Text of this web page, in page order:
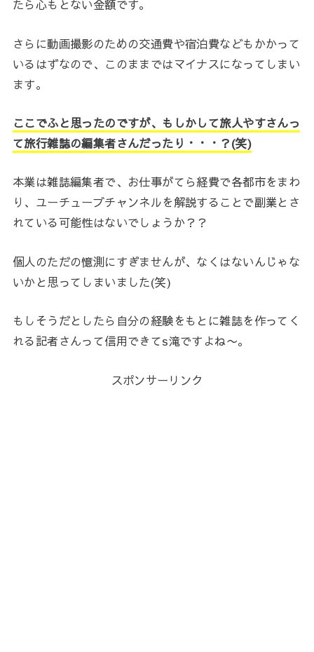
たら心もとない金額です。
さらに動画撮影のための交通費や宿泊費などもかかって
いるはずなので、このままではマイナスになってしまい
ます。
ここでふと思ったのですが、もしかして旅人やすさんっ
て旅行雑誌の編集者さんだったり・・・？(笑)
本業は雑誌編集者で、お仕事がてら経費で各都市をまわ
り、ユーチューブチャンネルを解説することで副業とさ
れている可能性はないでしょうか？？
個人のただの憶測にすぎませんが、なくはないんじゃな
いかと思ってしまいました(笑)
もしそうだとしたら自分の経験をもとに雑誌を作ってく
れる記者さんって信用できてs滝ですよね〜。
スポンサーリンク